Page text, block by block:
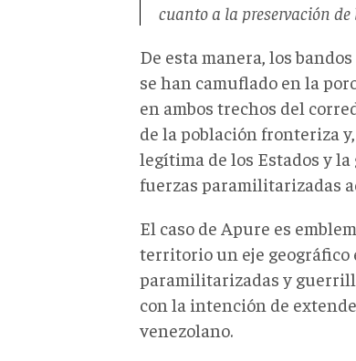
cuanto a la preservación
De esta manera, los
se han camuflado en la
en ambos trechos del
de la población fronteriza
legítima de los Estados y
fuerzas paramilitarizadas
El caso de Apure es
territorio un eje geográfico
paramilitarizadas y
con la intención de
venezolano.